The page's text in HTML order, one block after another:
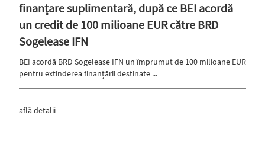
finanțare suplimentară, după ce BEI acordă
un credit de 100 milioane EUR către BRD
Sogelease IFN
BEI acordă BRD Sogelease IFN un împrumut de 100 milioane EUR
pentru extinderea finanțării destinate ...
află detalii